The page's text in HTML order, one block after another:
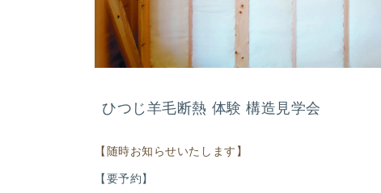
ひつじ羊毛断熱 体験 構造見学会
【随時お知らせいたします】
【要予約】